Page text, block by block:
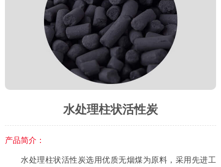
水处理柱状活性炭
产品简介：
水处理柱状活性炭选用优质无烟煤为原料，采用先进工